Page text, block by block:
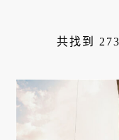
共找到